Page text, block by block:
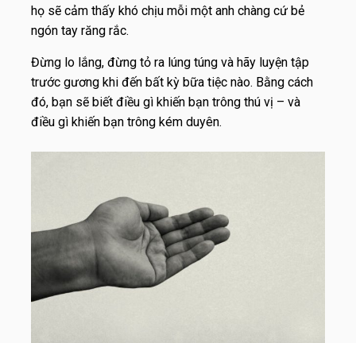
họ sẽ cảm thấy khó chịu mỗi một anh chàng cứ bẻ
ngón tay răng rắc.
Đừng lo lắng, đừng tỏ ra lúng túng và hãy luyện tập
trước gương khi đến bất kỳ bữa tiệc nào. Bằng cách
đó, bạn sẽ biết điều gì khiến bạn trông thú vị – và
điều gì khiến bạn trông kém duyên.